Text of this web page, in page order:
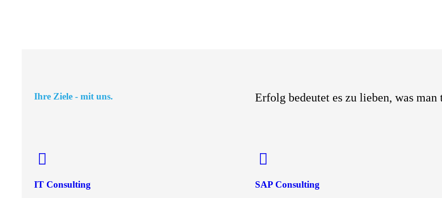
Ihre Ziele - mit uns. Erfolg bedeutet es zu lieben, was
IT Consulting SAP Consulting